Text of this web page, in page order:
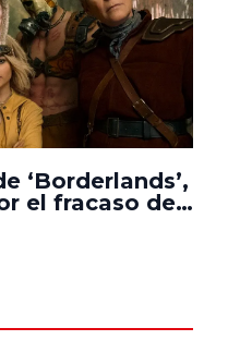
‘Borderlands’,
el fracaso de